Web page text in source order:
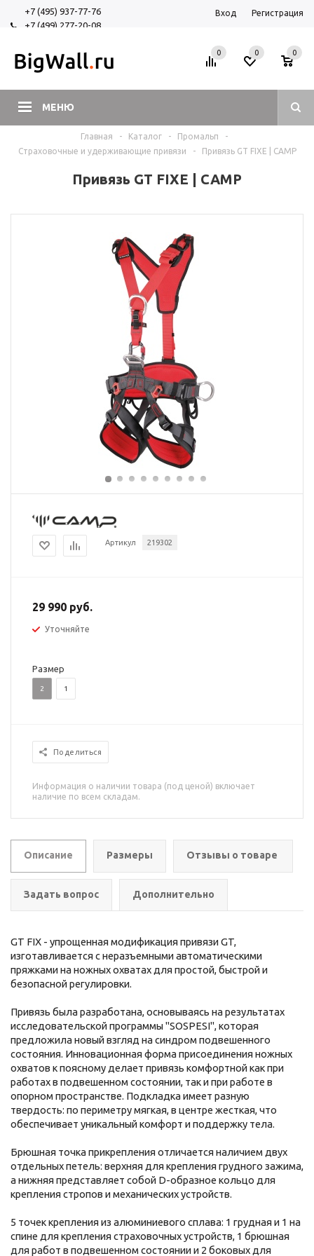
+7 (495) 937-77-76
+7 (499) 277-20-08
Вход Регистрация
МЕНЮ
0 0
0
Главная - Каталог - Промальп
-
Страховочные и удерживающие привязи
- Привязь GT FIXE | CAMP
Привязь GT FIXE | CAMP
Артикул 219302
29 990 руб.
Уточняйте
Размер
2 1
Поделиться
Информация о наличии товара (под ценой) включает
наличие по всем складам.
Описание Размеры Отзывы о товаре
Задать вопрос Дополнительно
GT FIX - упрощенная модификация привязиGT,
изготавливается с неразъемными автоматическими
пряжками на ножных охватах для простой, быстрой и
безопасной регулировки.
Привязь была разработана, основываясь на результатах
исследовательской программы "SOSPESI", которая
предложила новый взгляд на синдром подвешенного
состояния. Инновационная форма присоединения ножных
охватов к поясному делает привязь комфортной как при
работах в подвешенном состоянии, так и при работе в
опорном пространстве. Подкладка имеет разную
твердость: по периметру мягкая, в центре жесткая, что
обеспечивает уникальный комфорт и поддержку тела.
Брюшная точка прикрепления отличается наличием двух
отдельных петель: верхняя для крепления грудного зажима,
а нижняя представляет собой D-образное кольцо для
крепления стропов и механических устройств.
5 точек крепления из алюминиевого сплава: 1 грудная и 1 на
спине для крепления страховочных устройств, 1 брюшная
для работ в подвешенном состоянии и 2 боковых для